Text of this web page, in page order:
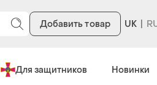
Добавить товар UK
Для защитников Новинки